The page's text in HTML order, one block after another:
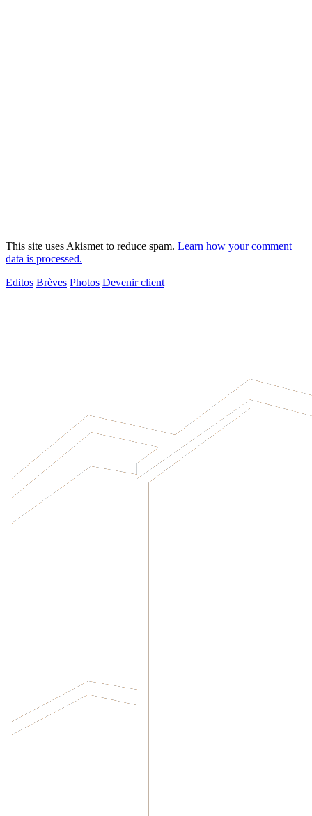
This site uses Akismet to reduce spam. Learn how your comment
data is processed.
Editos Brèves Photos Devenir client